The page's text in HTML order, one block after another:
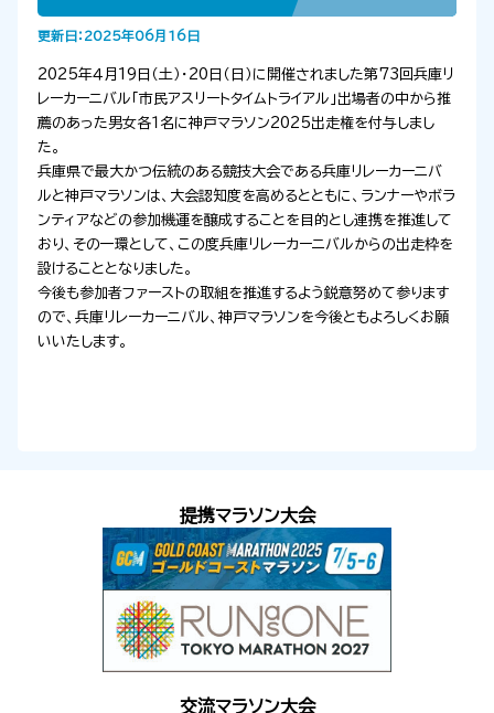
更新日：2025年06月16日
2025年４月 19 日（土）・ 20 日（日）に開催されました第73 回兵庫リ
レーカーニバル「市民アスリートタイムトライアル」出場者の中から推
薦のあった男女各１名に神戸マラソン2025出走権を付与しまし
た。
兵庫県で最大かつ伝統のある競技大会である兵庫リレーカーニバ
ルと神戸マラソンは、大会認知度を高めるとともに、ランナーやボラ
ンティアなどの参加機運を醸成することを目的とし連携を推進して
おり、その一環として、この度兵庫リレーカーニバルからの出走枠を
設けることとなりました。
今後も参加者ファーストの取組を推進するよう鋭意努めて参ります
ので、兵庫リレーカーニバル、神戸マラソンを今後ともよろしくお願
いいたします。
提携マラソン大会
交流マラソン大会